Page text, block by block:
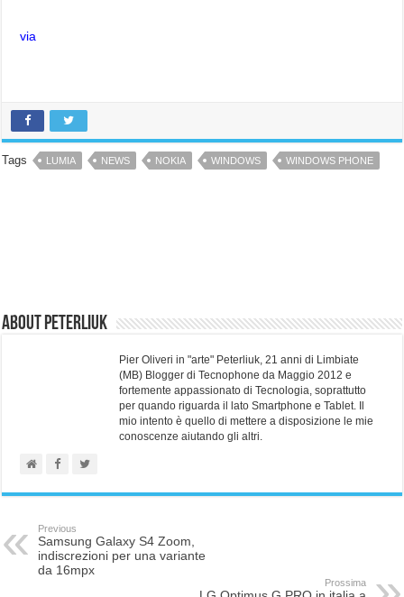
via
Tags LUMIA NEWS NOKIA WINDOWS WINDOWS PHONE
About Peterliuk
Pier Oliveri in "arte" Peterliuk, 21 anni di Limbiate
(MB) Blogger di Tecnophone da Maggio 2012 e
fortemente appassionato di Tecnologia, soprattutto
per quando riguarda il lato Smartphone e Tablet. Il
mio intento è quello di mettere a disposizione le mie
conoscenze aiutando gli altri.
Previous
Samsung Galaxy S4 Zoom,
indiscrezioni per una variante
da 16mpx
Prossima